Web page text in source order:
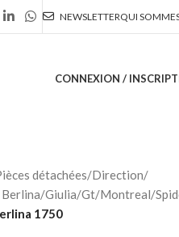
NEWSLETTERQUI
CONNEXION /
détachées/Direction/
Giulia/Gt/Montreal/
1750